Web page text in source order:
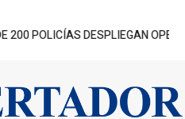
DESPLIEGAN OPERATIVO